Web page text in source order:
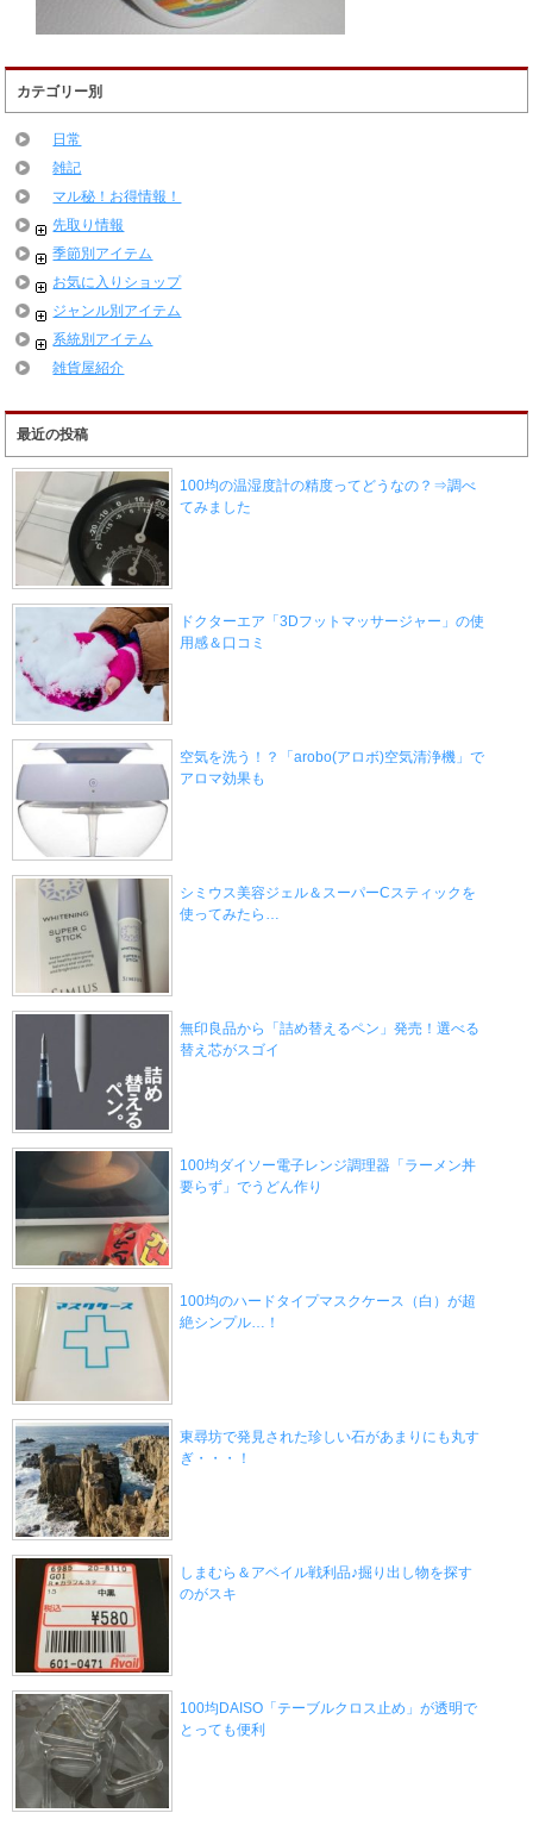
カテゴリー別
日常
雑記
マル秘！お得情報！
先取り情報
季節別アイテム
お気に入りショップ
ジャンル別アイテム
系統別アイテム
雑貨屋紹介
最近の投稿
100均の温湿度計の精度ってどうなの？⇒調べ
てみました
ドクターエア「3Dフットマッサージャー」の使
用感＆口コミ
空気を洗う！？「arobo(アロボ)空気清浄機」で
アロマ効果も
シミウス美容ジェル＆スーパーCスティックを
使ってみたら…
無印良品から「詰め替えるペン」発売！選べる
替え芯がスゴイ
100均ダイソー電子レンジ調理器「ラーメン丼
要らず」でうどん作り
100均のハードタイプマスクケース（白）が超
絶シンプル…！
東尋坊で発見された珍しい石があまりにも丸す
ぎ・・・！
しまむら＆アベイル戦利品♪掘り出し物を探す
のがスキ
100均DAISO「テーブルクロス止め」が透明で
とっても便利